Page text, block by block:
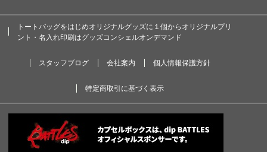
トートバッグをはじめオリジナルグッズに１個からオリジナルプリ
ント・名入れ印刷はグッズコンシェルオンデマンド
スタッフブログ 会社案内 個人情報保護方針
特定商取引に基づく表示